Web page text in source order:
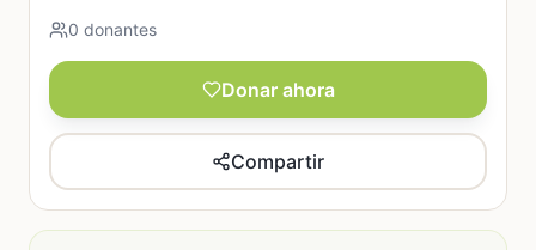
0 donantes
Donar ahora
Compartir